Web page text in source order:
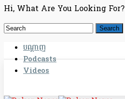
Hi, What Are You Looking For?
បណ្តាញ
Podcasts
Videos